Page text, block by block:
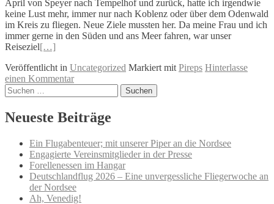
April von Speyer nach Tempelhof und zurück, hatte ich irgendwie
keine Lust mehr, immer nur nach Koblenz oder über dem Odenwald
im Kreis zu fliegen. Neue Ziele mussten her. Da meine Frau und ich
immer gerne in den Süden und ans Meer fahren, war unser
Reiseziel[…]
Veröffentlicht in Uncategorized Markiert mit Pireps Hinterlasse
einen Kommentar
Beitrags-
Suchen
nach:
Neueste Beiträge
Ein Flugabenteuer; mit unserer Piper an die Nordsee
Engagierte Vereinsmitglieder in der Presse
Forellenessen im Hangar
Deutschlandflug 2026 – Eine unvergessliche Fliegerwoche an
der Nordsee
Ah, Venedig!